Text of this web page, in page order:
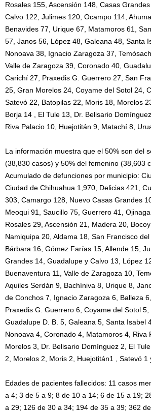
Rosales 155, Ascensión 148, Casas
Calvo 122, Julimes 120, Ocampo 114,
Benavides 77, Urique 67, Matamoros 61,
57, Janos 56, López 48, Galeana 48, Santa
Nonoava 38, Ignacio Zaragoza 37,
Valle de Zaragoza 39, Coronado 40,
Carichí 27, Praxedis G. Guerrero 27, San
25, Gran Morelos 24, Coyame del Sotol 24,
Satevó 22, Batopilas 22, Moris 18, Morelos
Borja 14 , El Tule 13, Dr. Belisario
Riva Palacio 10, Huejotitán 9, Matachí 8,
La información muestra que el 50% son del
(38,830 casos) y 50% del femenino (38,603
Acumulado de defunciones por municipio:
Ciudad de Chihuahua 1,970, Delicias 421,
303, Camargo 128, Nuevo Casas Grandes
Meoqui 91, Saucillo 75, Guerrero 41,
Rosales 29, Ascensión 21, Madera 20,
Namiquipa 20, Aldama 18, San Francisco
Bárbara 16, Gómez Farías 15, Allende 15,
Grandes 14, Guadalupe y Calvo 13, López
Buenaventura 11, Valle de Zaragoza 10,
Aquiles Serdán 9, Bachíniva 8, Urique 8,
de Conchos 7, Ignacio Zaragoza 6, Balleza
Praxedis G. Guerrero 6, Coyame del Sotol 5,
Guadalupe D. B. 5, Galeana 5, Santa Isabel
Nonoava 4, Coronado 4, Matamoros 4, Riva
Morelos 3, Dr. Belisario Domínguez 2, El
2, Morelos 2, Moris 2, Huejotitán1 , Satevó 1
Edades de pacientes fallecidos: 11 casos
a 4; 3 de 5 a 9; 8 de 10 a 14; 6 de 15 a 19;
a 29; 126 de 30 a 34; 194 de 35 a 39; 362